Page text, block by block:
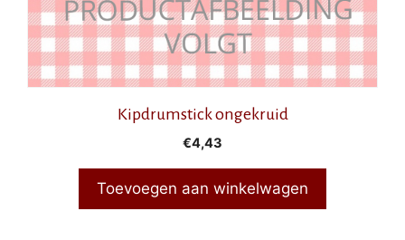
Kipdrumstick ongekruid
€4,43
Toevoegen aan winkelwagen